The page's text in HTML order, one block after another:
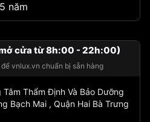
năm
cửa từ 8h:00 - 22h:00)
vnlux.vn chuẩn bị sẵn hàng
Thẩm Định Và Bảo Dưỡng
Bạch Mai , Quận Hai Bà Trưng